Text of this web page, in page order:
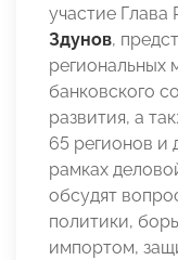
участие
Здунов,
региональных
банковского
развития, а
65 регионов и
рамках
обсудят
политики,
импортом,